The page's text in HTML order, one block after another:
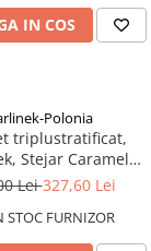
IN COS
Polonia
triplustratificat,
Stejar Caramel
Grande
Lei327,60 Lei
STOC FURNIZOR